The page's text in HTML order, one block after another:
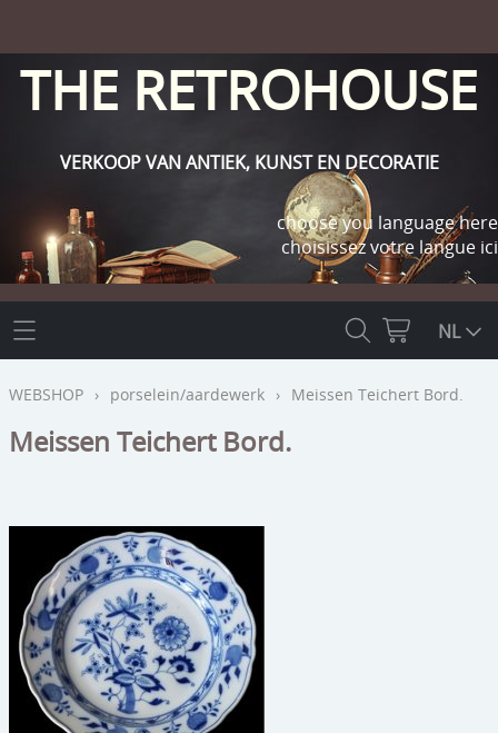
THE RETROHOUSE
VERKOOP VAN ANTIEK, KUNST EN DECORATIE
choose you language here
choisissez votre langue ici
THE RETROHOUSE
WEBSHOP
OUTLET
beelden
meubels
reclamevoorwerpen/merken
curiosa
schilderijen
INFO
CONTACT
NL
WEBSHOP › porselein/aardewerk › Meissen Teichert Bord.
Meissen Teichert Bord.